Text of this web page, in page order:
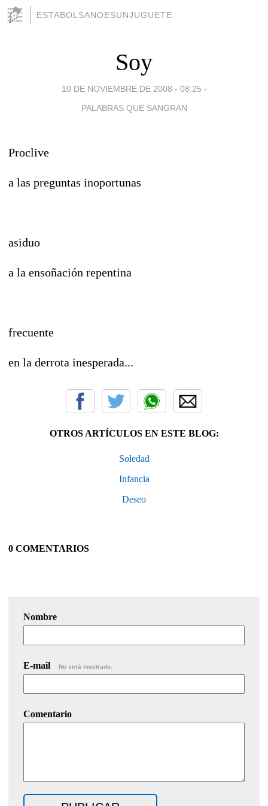
ESTABOLSANOESUNJUGUETE
Soy
10 DE NOVIEMBRE DE 2008 - 08:25 -
PALABRAS QUE SANGRAN
Proclive
a las preguntas inoportunas
asiduo
a la ensoñación repentina
frecuente
en la derrota inesperada...
OTROS ARTÍCULOS EN ESTE BLOG:
Soledad
Infancia
Deseo
0 COMENTARIOS
Nombre
E-mail No será mostrado.
Comentario